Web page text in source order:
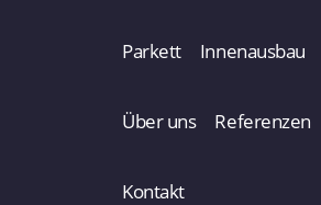
Parkett Innenausbau
Über uns Referenzen
Kontakt